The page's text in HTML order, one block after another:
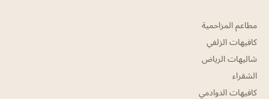
مطاعم المزاحمية
كافيهات الزلفي
شاليهات الرياض
الشقراء
كافيهات الدوادمي